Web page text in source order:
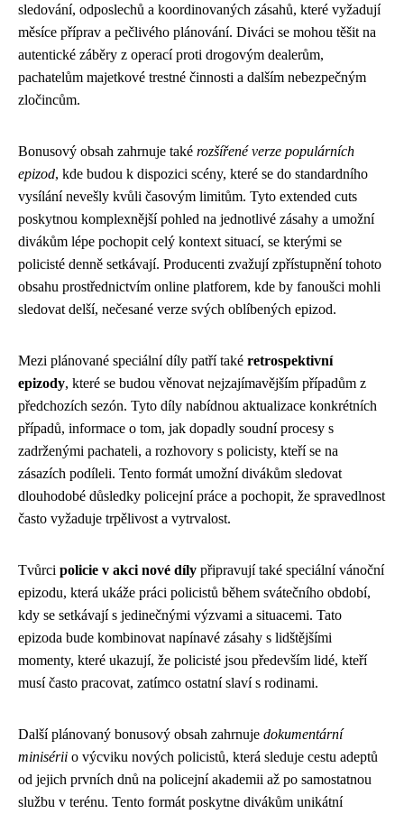
sledování, odposlechů a koordinovaných zásahů, které vyžadují
měsíce příprav a pečlivého plánování. Diváci se mohou těšit na
autentické záběry z operací proti drogovým dealerům,
pachatelům majetkové trestné činnosti a dalším nebezpečným
zločincům.
Bonusový obsah zahrnuje také rozšířené verze populárních
epizod, kde budou k dispozici scény, které se do standardního
vysílání nevešly kvůli časovým limitům. Tyto extended cuts
poskytnou komplexnější pohled na jednotlivé zásahy a umožní
divákům lépe pochopit celý kontext situací, se kterými se
policisté denně setkávají. Producenti zvažují zpřístupnění tohoto
obsahu prostřednictvím online platforem, kde by fanoušci mohli
sledovat delší, nečesané verze svých oblíbených epizod.
Mezi plánované speciální díly patří také retrospektivní
epizody, které se budou věnovat nejzajímavějším případům z
předchozích sezón. Tyto díly nabídnou aktualizace konkrétních
případů, informace o tom, jak dopadly soudní procesy s
zadrženými pachateli, a rozhovory s policisty, kteří se na
zásazích podíleli. Tento formát umožní divákům sledovat
dlouhodobé důsledky policejní práce a pochopit, že spravedlnost
často vyžaduje trpělivost a vytrvalost.
Tvůrci policie v akci nové díly připravují také speciální vánoční
epizodu, která ukáže práci policistů během svátečního období,
kdy se setkávají s jedinečnými výzvami a situacemi. Tato
epizoda bude kombinovat napínavé zásahy s lidštějšími
momenty, které ukazují, že policisté jsou především lidé, kteří
musí často pracovat, zatímco ostatní slaví s rodinami.
Další plánovaný bonusový obsah zahrnuje dokumentární
minisérii o výcviku nových policistů, která sleduje cestu adeptů
od jejich prvních dnů na policejní akademii až po samostatnou
službu v terénu. Tento formát poskytne divákům unikátní